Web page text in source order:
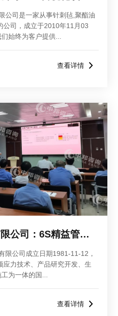
公司是一家从事针刺毡,聚酯油
公司，成立于2010年11月03
始终为客户提供...
查看详情
柳州XX机城股份有限公司：6S精益管理报告大会
限公司成立日期1981-11-12，
力技术、产品研究开发、生
为一体的国...
查看详情